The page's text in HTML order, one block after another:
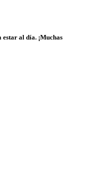
al día. ¡Muchas